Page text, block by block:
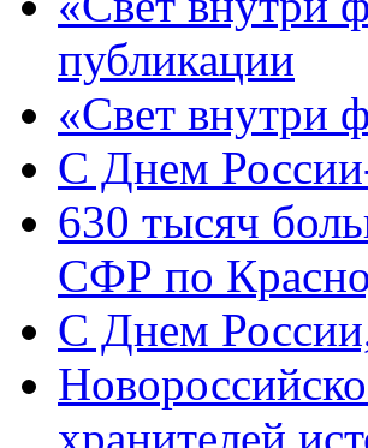
публикации
«Свет внутри
C Днем
630 тысяч
СФР по
C Днем
хранителей